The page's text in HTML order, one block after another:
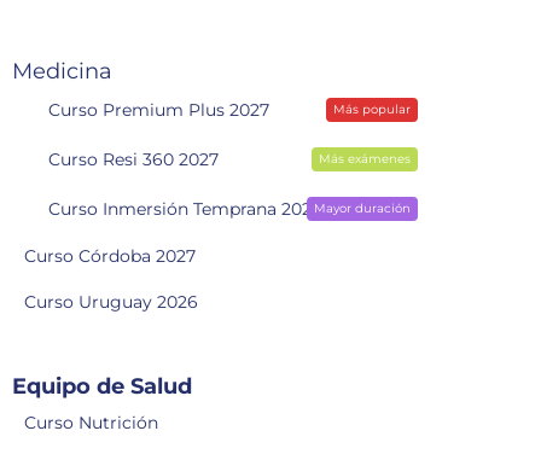
Medicina
Curso Premium Plus 2027 Más popular
Curso Resi 360 2027 Más exámenes
Curso Inmersión Temprana 2028Mayor duración
Curso Córdoba 2027
Curso Uruguay 2026
Equipo de Salud
Curso Nutrición